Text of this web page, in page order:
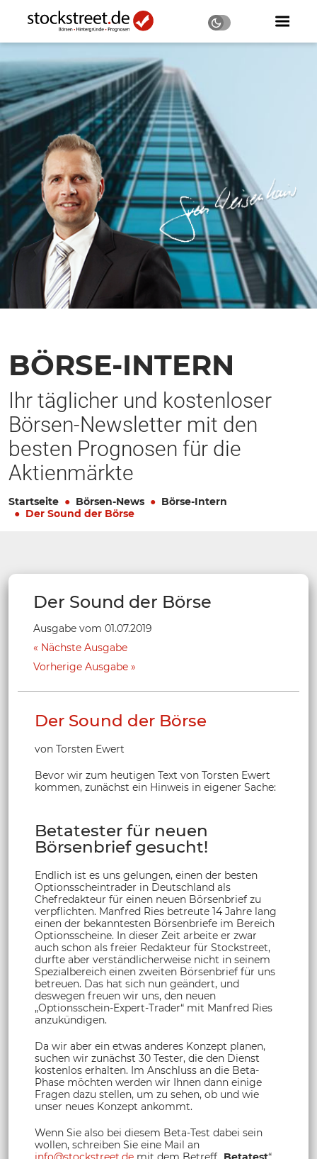
BÖRSE-INTERN
Ihr täglicher und kostenloser
Börsen-Newsletter mit den
besten Prognosen für die
Aktienmärkte
Startseite Börsen-News
Börse-Intern
Der Sound der Börse
Der Sound der Börse
Ausgabe vom 01.07.2019
Nächste Ausgabe
Vorherige Ausgabe
Der Sound der Börse
von Torsten Ewert
Bevor wir zum heutigen Text von Torsten Ewert
kommen, zunächst ein Hinweis in eigener Sache:
Betatester für neuen
Börsenbrief gesucht!
Endlich ist es uns gelungen, einen der besten
Optionsscheintrader in Deutschland als
Chefredakteur für einen neuen Börsenbrief zu
verpflichten. Manfred Ries betreute 14 Jahre lang
einen der bekanntesten Börsenbriefe im Bereich
Optionsscheine. In dieser Zeit arbeite er zwar
auch schon als freier Redakteur für Stockstreet,
durfte aber verständlicherweise nicht in seinem
Spezialbereich einen zweiten Börsenbrief für uns
betreuen. Das hat sich nun geändert, und
deswegen freuen wir uns, den neuen
„Optionsschein-Expert-Trader“ mit Manfred Ries
anzukündigen.
Da wir aber ein etwas anderes Konzept planen,
suchen wir zunächst 30 Tester, die den Dienst
kostenlos erhalten. Im Anschluss an die Beta-
Phase möchten werden wir Ihnen dann einige
Fragen dazu stellen, um zu sehen, ob und wie
unser neues Konzept ankommt.
Wenn Sie also bei diesem Beta-Test dabei sein
wollen, schreiben Sie eine Mail an